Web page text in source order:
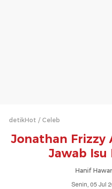
detikHot Celeb
Jonathan Frizzy
Jawab Isu
Hanif
Senin, 05 Jul